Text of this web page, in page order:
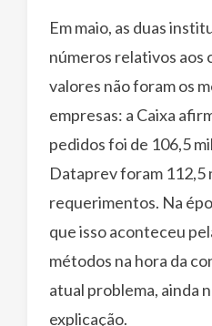
Em maio, as duas
números relativos aos
valores não foram os
empresas: a Caixa
pedidos foi de 106,5
Dataprev foram 112,5
requerimentos. Na
que isso aconteceu
métodos na hora da
atual problema, ainda
explicação.